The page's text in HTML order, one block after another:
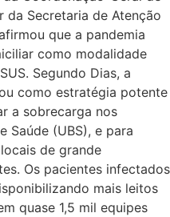
da Secretaria de Atenção
que a pandemia
como modalidade
Segundo Dias, a
como estratégia potente
a sobrecarga nos
Saúde (UBS), e para
de grande
Os pacientes infectados
mais leitos
quase 1,5 mil equipes